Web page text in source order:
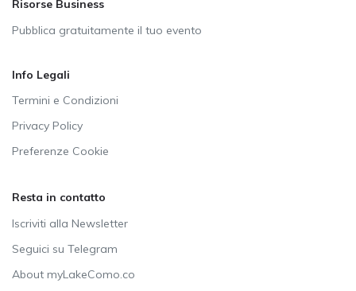
Risorse Business
Pubblica gratuitamente il tuo evento
Info Legali
Termini e Condizioni
Privacy Policy
Preferenze Cookie
Resta in contatto
Iscriviti alla Newsletter
Seguici su Telegram
About myLakeComo.co